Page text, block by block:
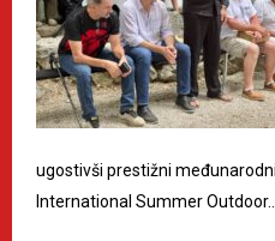
ugostivši prestižni
International Summer